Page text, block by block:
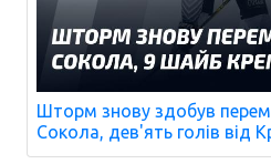
Шторм знову здобув
Сокола, дев'ять голів від